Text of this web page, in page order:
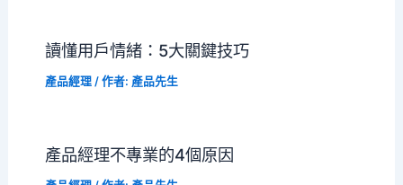
讀懂用戶情緒：5大關鍵技巧
產品經理/ 作者: 產品先生
產品經理不專業的4個原因